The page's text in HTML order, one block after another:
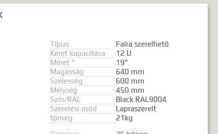
Típus
Falra szerelhető
Keret kapacitása
12 U
Méret "
19"
Magasság
640 mm
Szélesség
600 mm
Mélység
450 mm
Szín/RAL
Black RAL9004
Szerelési mód
Lapraszerelt
tömeg
21kg